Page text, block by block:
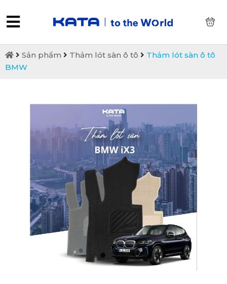
Sản phẩm Thảm lót sàn ô tô
Thảm lót sàn ô tô
BMW